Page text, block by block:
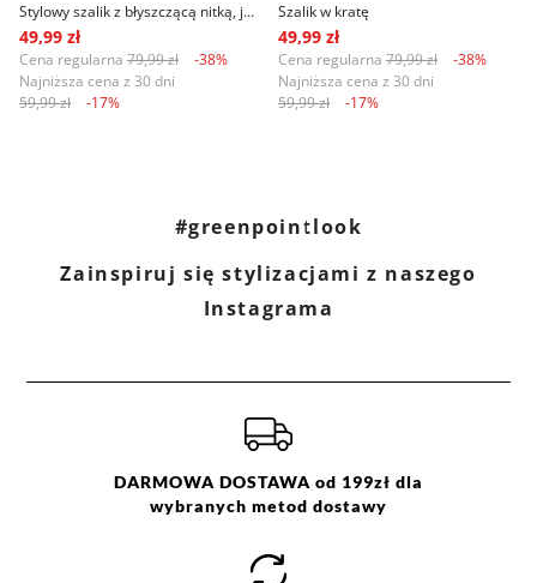
Stylowy szalik z błyszczącą nitką, jasny brąz
49,99 zł
Cena regularna 79,99 zł
-38%
Najniższa cena z 30 dni
59,99 zł
-17%
Szalik w kratę
49,99 zł
Cena regularna 79,99 zł
-38%
Najniższa cena z 30 dni
59,99 zł
-17%
#greenpointlook
Zainspiruj się stylizacjami z naszego
Instagrama
DARMOWA DOSTAWA od 199zł dla
wybranych metod dostawy